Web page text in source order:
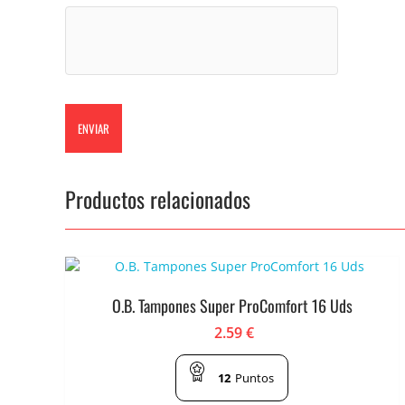
Productos relacionados
O.B. Tampones Super ProComfort 16 Uds
2.59€
12 Puntos